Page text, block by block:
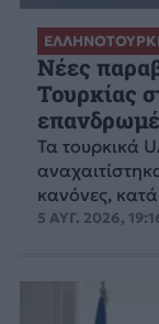
Νέες
Τουρκίας
Τα τουρκικά
κανόνες,
5 ΑΥΓ. 2026,